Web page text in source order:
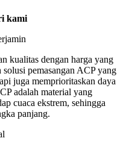
kami
kualitas dengan harga yang
pemasangan ACP yang
juga memprioritaskan daya
adalah material yang
cuaca ekstrem, sehingga
panjang.